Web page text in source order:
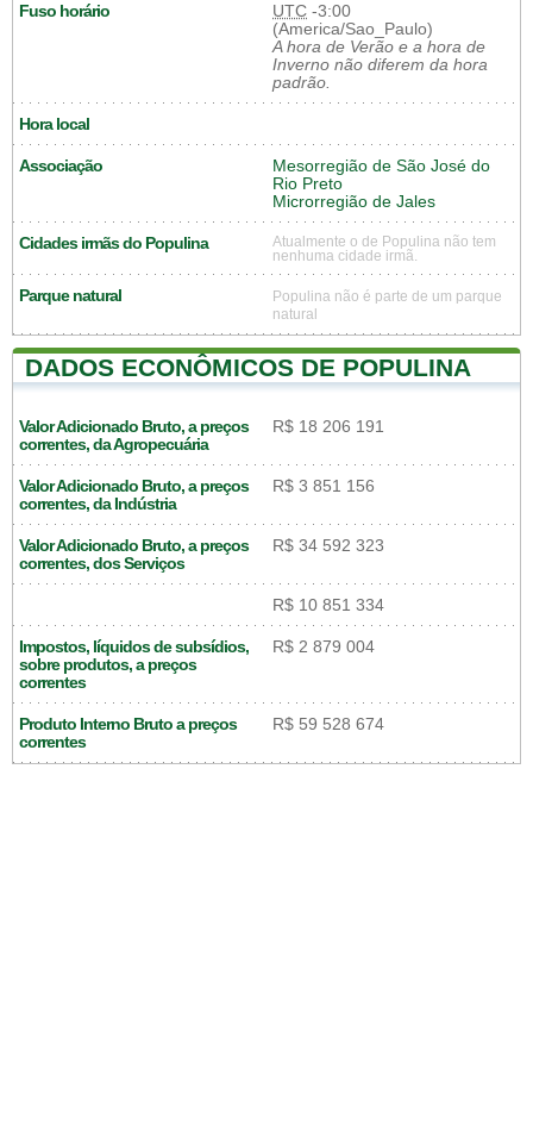
Fuso horário UTC -3:00
(America/Sao_Paulo)
A hora de Verão e a hora de
Inverno não diferem da hora
padrão.
Hora local
Associação
Mesorregião de São José do
Rio Preto
Microrregião de Jales
Cidades irmãs do Populina
Atualmente o de Populina não tem
nenhuma cidade irmã.
Parque natural
Populina não é parte de um parque
natural
DADOS ECONÔMICOS DE POPULINA
Valor Adicionado Bruto, a preços
correntes, da Agropecuária
R$ 18 206 191
Valor Adicionado Bruto, a preços
correntes, da Indústria
R$ 3 851 156
Valor Adicionado Bruto, a preços
correntes, dos Serviços
R$ 34 592 323
R$ 10 851 334
Impostos, líquidos de subsídios,
sobre produtos, a preços
correntes
R$ 2 879 004
Produto Interno Bruto a preços
correntes
R$ 59 528 674